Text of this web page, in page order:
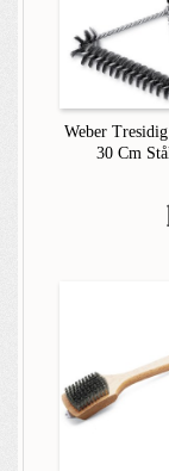
Weber
30 Cm